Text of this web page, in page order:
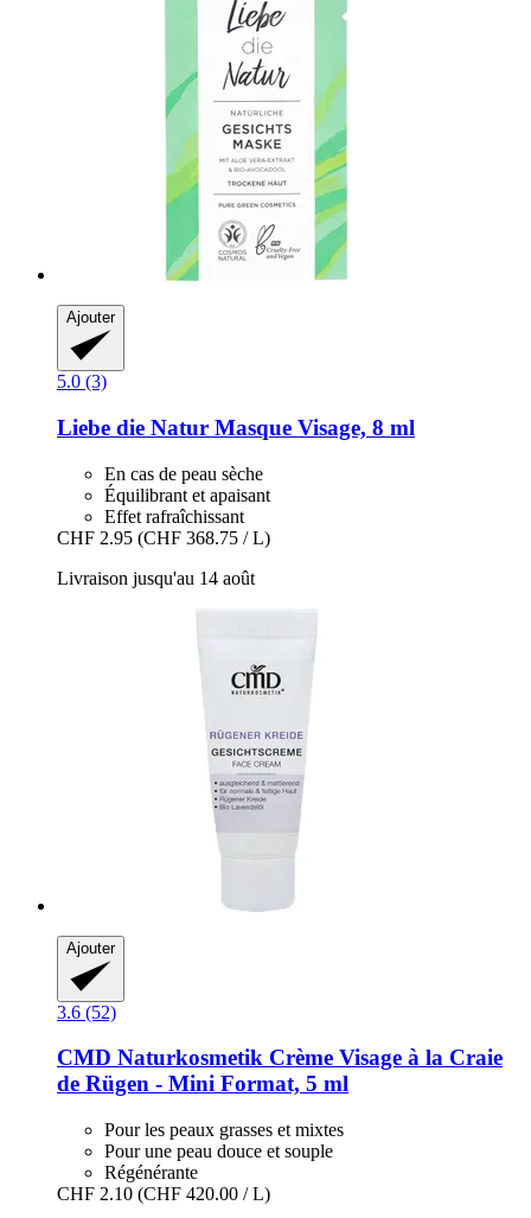
Ajouter
5.0 (3)
Liebe die Natur Masque Visage, 8 ml
En cas de peau sèche
Équilibrant et apaisant
Effet rafraîchissant
CHF 2.95 (CHF 368.75 / L)
Livraison jusqu'au 14 août
Ajouter
3.6 (52)
CMD Naturkosmetik Crème Visage à la Craie
de Rügen -​ Mini Format, 5 ml
Pour les peaux grasses et mixtes
Pour une peau douce et souple
Régénérante
CHF 2.10 (CHF 420.00 / L)